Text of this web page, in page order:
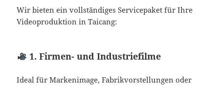
Wir bieten ein vollständiges Servicepaket für Ihre
Videoproduktion in Taicang:
1. Firmen- und Industriefilme
Ideal für Markenimage, Fabrikvorstellungen oder